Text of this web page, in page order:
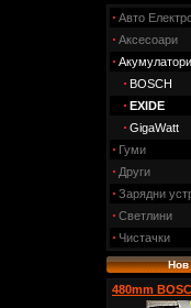
Авто
Аксесоари
Акумулатори
BOSCH
EXIDE
GigaWatt
Гуми
Други
Зарядни
Светлини
Чистачки
Нов
480mm